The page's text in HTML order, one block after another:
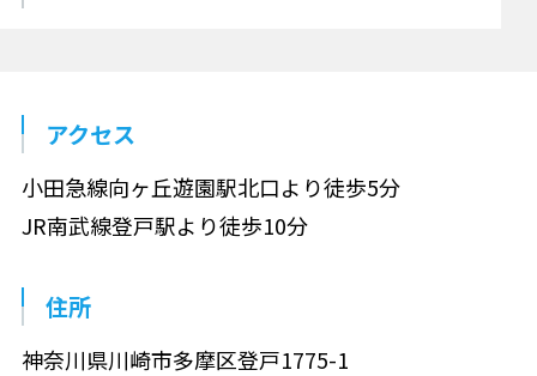
アクセス
小田急線向ヶ丘遊園駅北口より徒歩5分
JR南武線登戸駅より徒歩10分
住所
神奈川県川崎市多摩区登戸1775-1